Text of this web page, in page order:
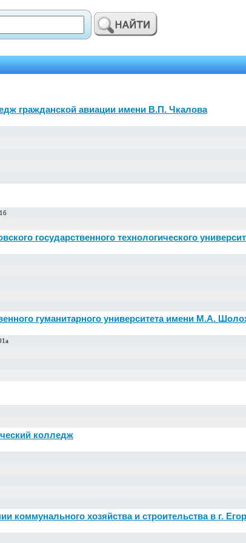
гражданской авиации имени В.П. Чкалова
государственного технологического
гуманитарного университета имени М.А.
колледж
коммунального хозяйства и строительства в г.